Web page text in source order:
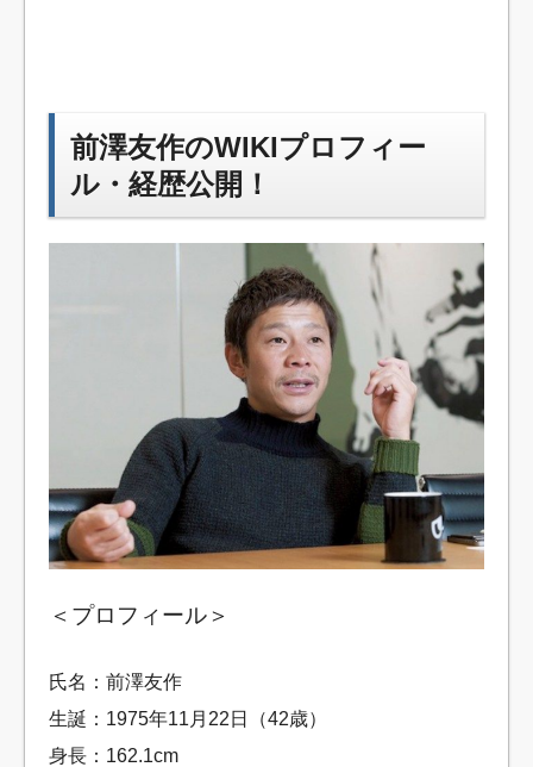
前澤友作のWIKIプロフィー
ル・経歴公開！
＜プロフィール＞
氏名：前澤友作
生誕：1975年11月22日（42歳）
身長：162.1cm